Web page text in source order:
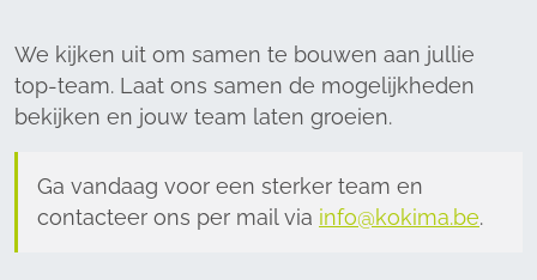
We kijken uit om samen te bouwen aan jullie
top-team. Laat ons samen de mogelijkheden
bekijken en jouw team laten groeien.
Ga vandaag voor een sterker team en
contacteer ons per mail via info@kokima.be.